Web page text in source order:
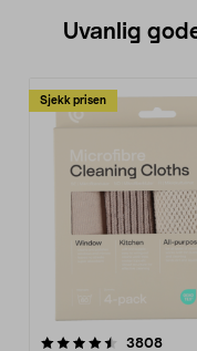
Uvanlig
Sjekk prisen
3808
4.5av 5 stjerner